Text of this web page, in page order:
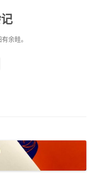
余畦。